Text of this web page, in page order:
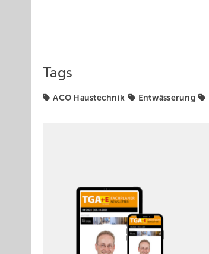
Tags
ACO Haustechnik Entwässerung